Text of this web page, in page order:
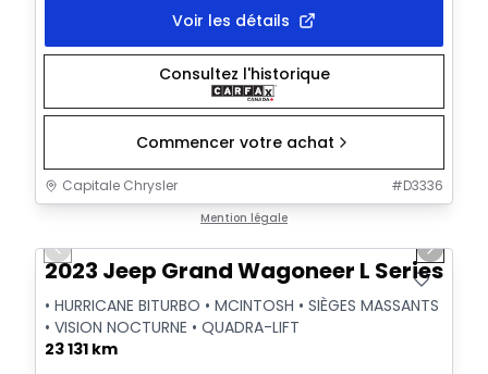
Voir les détails
Consultez l'historique
Commencer votre achat
Capitale Chrysler #D3336
Mention légale
Vidéo disponible
Previous slide Next
2023 Jeep Grand Wagoneer L Series III
• HURRICANE BITURBO • MCINTOSH • SIÈGES MASSANTS
• VISION NOCTURNE • QUADRA-LIFT
23 131 km